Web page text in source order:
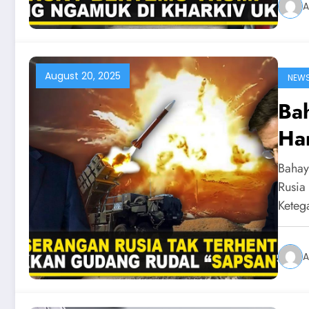
August 20, 2025